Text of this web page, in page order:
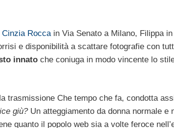
Cinzia Roccain Via Senato a Milano, Filippa in
e disponibilità a scattare fotografie con
innato che coniuga in modo vincente lo
trasmissione Che tempo che fa, condotta
giù?Un atteggiamento da donna normale e
quanto il popolo web sia a volte feroce